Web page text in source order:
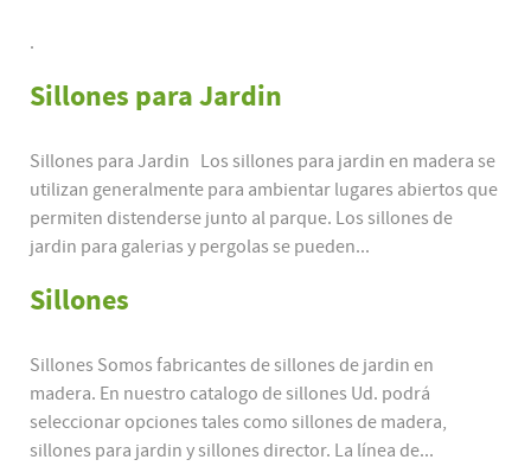
.
Sillones para Jardin
Sillones para Jardin Los sillones para jardin en madera se
utilizan generalmente para ambientar lugares abiertos que
permiten distenderse junto al parque. Los sillones de
jardin para galerias y pergolas se pueden...
Sillones
Sillones Somos fabricantes de sillones de jardin en
madera. En nuestro catalogo de sillones Ud. podrá
seleccionar opciones tales como sillones de madera,
sillones para jardin y sillones director. La línea de...